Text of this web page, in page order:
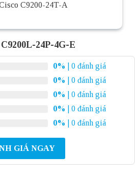
C9200-24T-A
24P-4G-E
0%
| 0 đánh giá
0%
| 0 đánh giá
0%
| 0 đánh giá
0%
| 0 đánh giá
0% | 0 đánh giá
GIÁ NGAY